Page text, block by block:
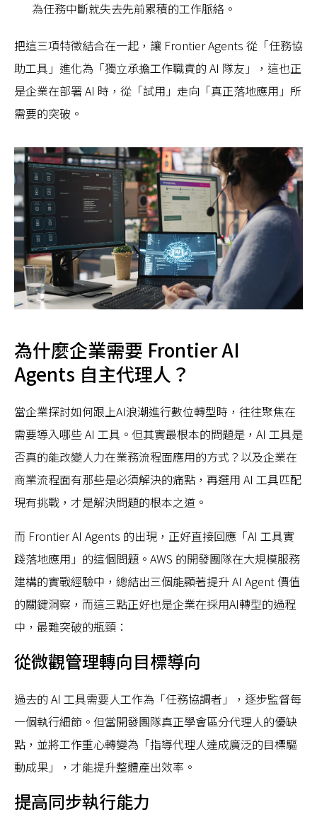
為任務中斷就失去先前累積的工作脈絡。
把這三項特徵結合在一起，讓 Frontier Agents 從「任務協
助工具」進化為「獨立承擔工作職責的 AI 隊友」，這也正
是企業在部署 AI 時，從「試用」走向「真正落地應用」所
需要的突破。
為什麼企業需要 Frontier AI
Agents 自主代理人？
當企業探討如何跟上AI浪潮進行數位轉型時，往往聚焦在
需要導入哪些 AI 工具。但其實最根本的問題是，AI 工具是
否真的能改變人力在業務流程面應用的方式？以及企業在
商業流程面有那些是必須解決的痛點，再選用 AI 工具匹配
現有挑戰，才是解決問題的根本之道。
而 Frontier AI Agents 的出現，正好直接回應「AI 工具實
踐落地應用」的這個問題。AWS 的開發團隊在大規模服務
建構的實戰經驗中，總結出三個能顯著提升 AI Agent 價值
的關鍵洞察，而這三點正好也是企業在採用AI轉型的過程
中，最難突破的瓶頸：
從微觀管理轉向目標導向
過去的 AI 工具需要人工作為「任務協調者」，逐步監督每
一個執行細節。但當開發團隊真正學會區分代理人的優缺
點，並將工作重心轉變為「指導代理人達成廣泛的目標驅
動成果」，才能提升整體產出效率。
提高同步執行能力